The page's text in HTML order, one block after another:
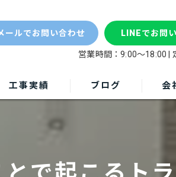
ールでお問い合わせ LINEでお問
営業時間：9:00～18:00 |
工事実績 ブログ 会